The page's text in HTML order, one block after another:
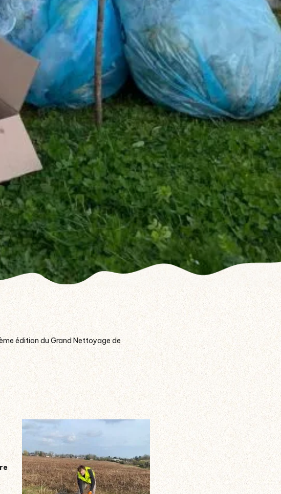
édition du Grand Nettoyage de